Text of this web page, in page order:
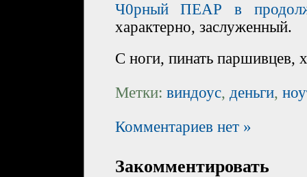
Ч0рный ПЕАР в
характерно, заслуженный.
С ноги, пинать паршивцев,
Метки: виндоус, деньги,
Комментариев нет »
Закомментировать